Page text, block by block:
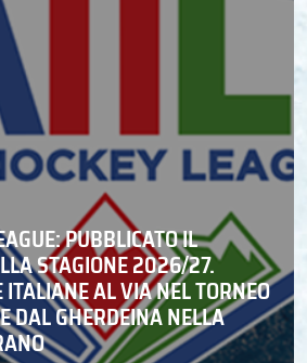
PUBBLICATO IL
STAGIONE 2026/27.
ITALIANE AL VIA NEL TORNEO
DAL GHERDEINA NELLA